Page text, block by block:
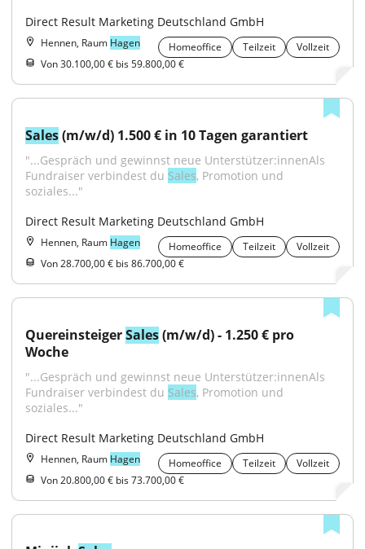
Direct Result Marketing Deutschland GmbH
Hennen, Raum Hagen Homeoffice Teilzeit
Vollzeit
Von 30.100,00 € bis 59.800,00 €
Sales (m/w/d) 1.500 € in 10 Tagen garantiert
"...Gespräch und gewinnst neue Unterstützer:innenAls
Fundraiser verbindest du Sales, Promotion und
soziales..."
Direct Result Marketing Deutschland GmbH
Hennen, Raum Hagen Homeoffice Teilzeit
Vollzeit
Von 28.700,00 € bis 86.700,00 €
Quereinsteiger Sales (m/w/d) - 1.250 € pro
Woche
"...Gespräch und gewinnst neue Unterstützer:innenAls
Fundraiser verbindest du Sales, Promotion und
soziales..."
Direct Result Marketing Deutschland GmbH
Hennen, Raum Hagen Homeoffice Teilzeit
Vollzeit
Von 20.800,00 € bis 73.700,00 €